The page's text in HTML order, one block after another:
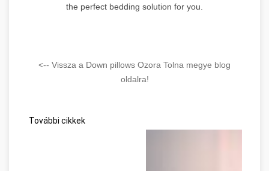
the perfect bedding solution for you.
<-- Vissza a Down pillows Ozora Tolna megye blog
oldalra!
További cikkek